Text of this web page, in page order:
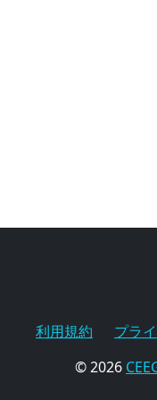
利用規約 プラ
© 2026